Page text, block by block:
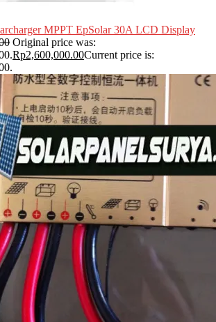
MPPT EpSolar 30A LCD Display
Original price was:
Rp2,600,000.00Current price is: